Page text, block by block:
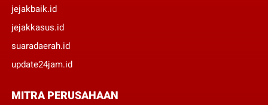
jejakbaik.id
jejakkasus.id
suaradaerah.id
update24jam.id
MITRA PERUSAHAAN